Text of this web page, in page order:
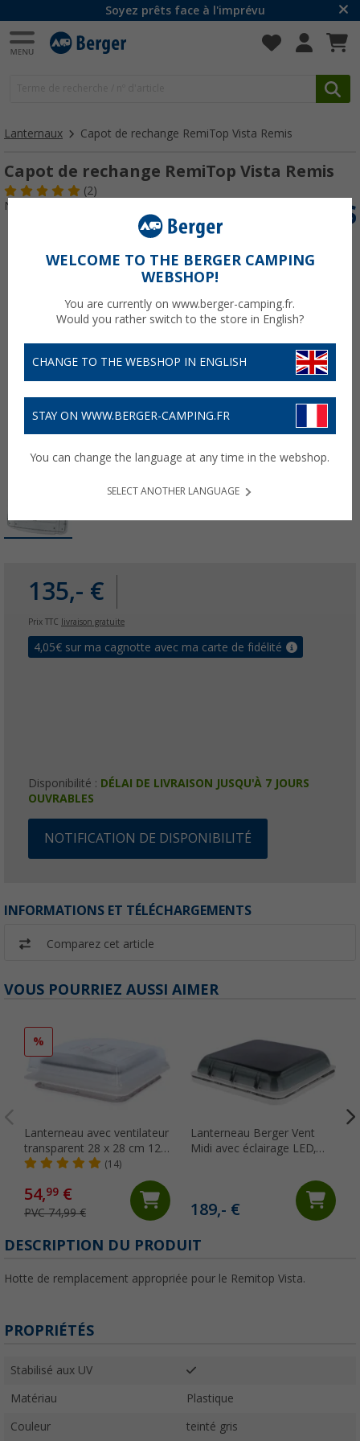
Soyez prêts face à l'imprévu
Lanternaux Capot de rechange RemiTop Vista Remis
Capot de rechange RemiTop Vista Remis
(2)
N° d'art : 247420
135,- €
Prix TTC livraison gratuite
4,05€ sur ma cagnotte avec ma carte de fidélité
Disponibilité : DÉLAI DE LIVRAISON JUSQU'À 7 JOURS
OUVRABLES
NOTIFICATION DE DISPONIBILITÉ
INFORMATIONS ET TÉLÉCHARGEMENTS
Comparez cet article
VOUS POURRIEZ AUSSI AIMER
%
Lanterneau avec ventilateur
transparent 28 x 28 cm 12
V Turbo Vent Berger
(14)
54,99 €
PVC 74,99 €
Lanterneau Berger Vent
Midi avec éclairage LED,
189,- €
DESCRIPTION DU PRODUIT
Hotte de remplacement appropriée pour le Remitop Vista.
PROPRIÉTÉS
Stabilisé aux UV
Matériau Plastique
Couleur teinté gris
WELCOME TO THE BERGER CAMPING
WEBSHOP!
You are currently on www.berger-camping.fr.
Would you rather switch to the store in English?
CHANGE TO THE WEBSHOP IN ENGLISH
STAY ON WWW.BERGER-CAMPING.FR
You can change the language at any time in the webshop.
SELECT ANOTHER LANGUAGE